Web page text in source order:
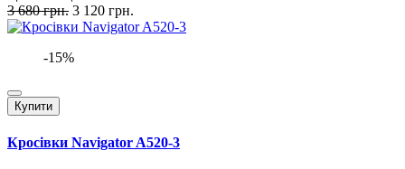
3 680 грн. 3 120 грн.
-15%
Купити
Кросівки Navigator A520-3